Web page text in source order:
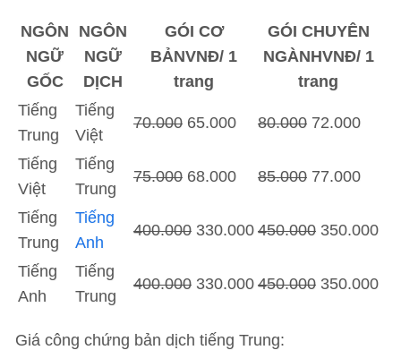
NGÔN
NGỮ
GỐC
NGÔN
NGỮ
DỊCH
GÓI CƠ
BẢNVNĐ/ 1
trang
GÓI CHUYÊN
NGÀNHVNĐ/ 1
trang
Tiếng
Trung
Tiếng
Việt
70.000 65.000 80.000 72.000
Tiếng
Việt
Tiếng
Trung
75.000 68.000 85.000 77.000
Tiếng
Trung
Tiếng
Anh
400.000 330.000 450.000 350.000
Tiếng
Anh
Tiếng
Trung
400.000 330.000 450.000 350.000
Giá công chứng bản dịch tiếng Trung: